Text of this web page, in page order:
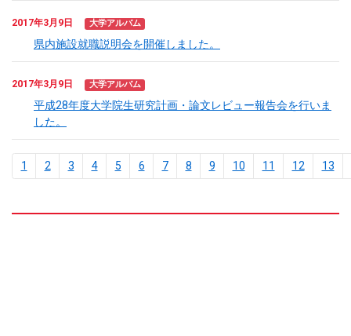
2017年3月9日 大学アルバム
県内施設就職説明会を開催しました。
2017年3月9日 大学アルバム
平成28年度大学院生研究計画・論文レビュー報告会を行いま
した。
1 2 3 4 5 6 7 8 9 10 11 12 13